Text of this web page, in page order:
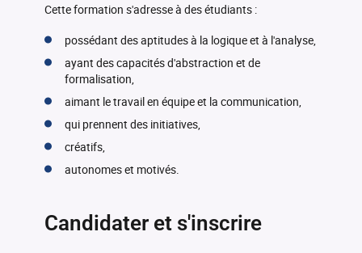
Cette formation s'adresse à des étudiants :
possédant des aptitudes à la logique et à l'analyse,
ayant des capacités d'abstraction et de
formalisation,
aimant le travail en équipe et la communication,
qui prennent des initiatives,
créatifs,
autonomes et motivés.
Candidater et s'inscrire